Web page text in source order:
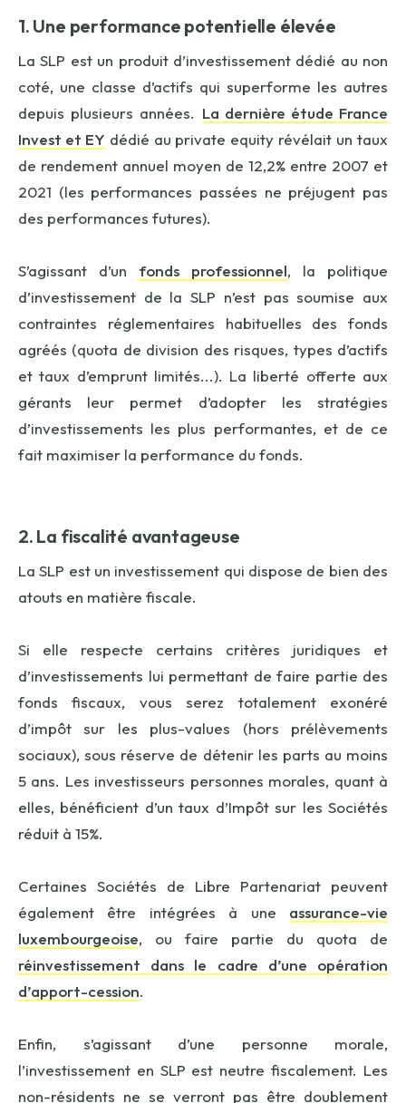
1. Une performance potentielle élevée
La SLP est un produit d’investissement dédié au non
coté, une classe d’actifs qui superforme les autres
depuis plusieurs années. La dernière étude France
Invest et EY dédié au private equity révélait un taux
de rendement annuel moyen de 12,2% entre 2007 et
2021 (les performances passées ne préjugent pas
des performances futures).
S’agissant d’un fonds professionnel, la politique
d’investissement de la SLP n’est pas soumise aux
contraintes réglementaires habituelles des fonds
agréés (quota de division des risques, types d’actifs
et taux d’emprunt limités...). La liberté offerte aux
gérants leur permet d’adopter les stratégies
d’investissements les plus performantes, et de ce
fait maximiser la performance du fonds.
2. La fiscalité avantageuse
La SLP est un investissement qui dispose de bien des
atouts en matière fiscale.
Si elle respecte certains critères juridiques et
d’investissements lui permettant de faire partie des
fonds fiscaux, vous serez totalement exonéré
d’impôt sur les plus-values (hors prélèvements
sociaux), sous réserve de détenir les parts au moins
5 ans. Les investisseurs personnes morales, quant à
elles, bénéficient d’un taux d’Impôt sur les Sociétés
réduit à 15%.
Certaines Sociétés de Libre Partenariat peuvent
également être intégrées à une assurance-vie
luxembourgeoise, ou faire partie du quota de
réinvestissement dans le cadre d’une opération
d’apport-cession.
Enfin, s’agissant d’une personne morale,
l’investissement en SLP est neutre fiscalement. Les
non-résidents ne se verront pas être doublement